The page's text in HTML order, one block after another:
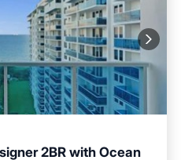
2BR with Ocean